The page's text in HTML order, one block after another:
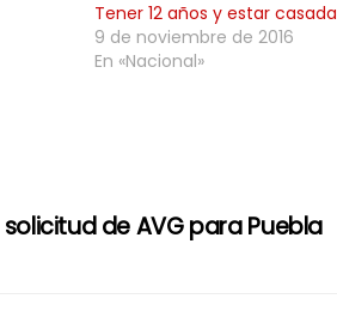
Tener 12 años y estar casada
9 de noviembre de 2016
En «Nacional»
de AVG para Puebla